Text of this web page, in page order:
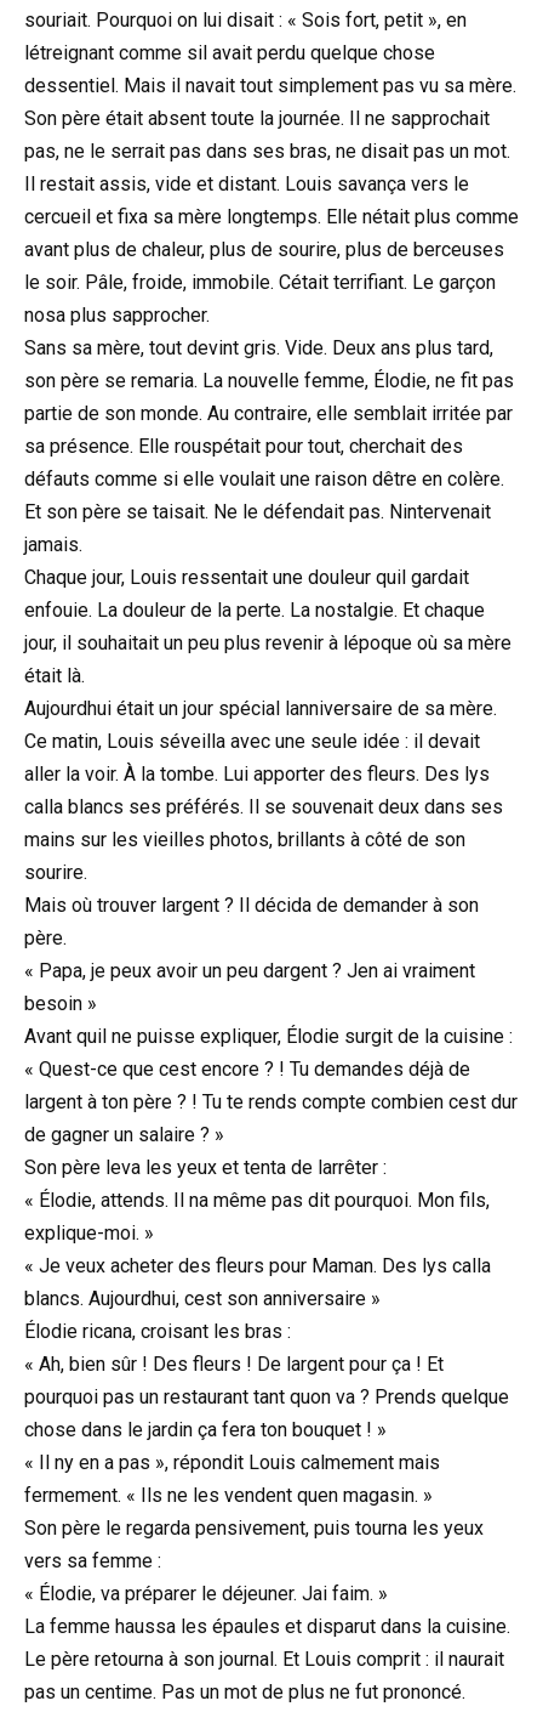
souriait. Pourquoi on lui disait : « Sois fort, petit », en
létreignant comme sil avait perdu quelque chose
dessentiel. Mais il navait tout simplement pas vu sa mère.
Son père était absent toute la journée. Il ne sapprochait
pas, ne le serrait pas dans ses bras, ne disait pas un mot.
Il restait assis, vide et distant. Louis savança vers le
cercueil et fixa sa mère longtemps. Elle nétait plus comme
avant plus de chaleur, plus de sourire, plus de berceuses
le soir. Pâle, froide, immobile. Cétait terrifiant. Le garçon
nosa plus sapprocher.
Sans sa mère, tout devint gris. Vide. Deux ans plus tard,
son père se remaria. La nouvelle femme, Élodie, ne fit pas
partie de son monde. Au contraire, elle semblait irritée par
sa présence. Elle rouspétait pour tout, cherchait des
défauts comme si elle voulait une raison dêtre en colère.
Et son père se taisait. Ne le défendait pas. Nintervenait
jamais.
Chaque jour, Louis ressentait une douleur quil gardait
enfouie. La douleur de la perte. La nostalgie. Et chaque
jour, il souhaitait un peu plus revenir à lépoque où sa mère
était là.
Aujourdhui était un jour spécial lanniversaire de sa mère.
Ce matin, Louis séveilla avec une seule idée : il devait
aller la voir. À la tombe. Lui apporter des fleurs. Des lys
calla blancs ses préférés. Il se souvenait deux dans ses
mains sur les vieilles photos, brillants à côté de son
sourire.
Mais où trouver largent ? Il décida de demander à son
père.
« Papa, je peux avoir un peu dargent ? Jen ai vraiment
besoin »
Avant quil ne puisse expliquer, Élodie surgit de la cuisine :
« Quest-ce que cest encore ? ! Tu demandes déjà de
largent à ton père ? ! Tu te rends compte combien cest dur
de gagner un salaire ? »
Son père leva les yeux et tenta de larrêter :
« Élodie, attends. Il na même pas dit pourquoi. Mon fils,
explique-moi. »
« Je veux acheter des fleurs pour Maman. Des lys calla
blancs. Aujourdhui, cest son anniversaire »
Élodie ricana, croisant les bras :
« Ah, bien sûr ! Des fleurs ! De largent pour ça ! Et
pourquoi pas un restaurant tant quon va ? Prends quelque
chose dans le jardin ça fera ton bouquet ! »
« Il ny en a pas », répondit Louis calmement mais
fermement. « Ils ne les vendent quen magasin. »
Son père le regarda pensivement, puis tourna les yeux
vers sa femme :
« Élodie, va préparer le déjeuner. Jai faim. »
La femme haussa les épaules et disparut dans la cuisine.
Le père retourna à son journal. Et Louis comprit : il naurait
pas un centime. Pas un mot de plus ne fut prononcé.